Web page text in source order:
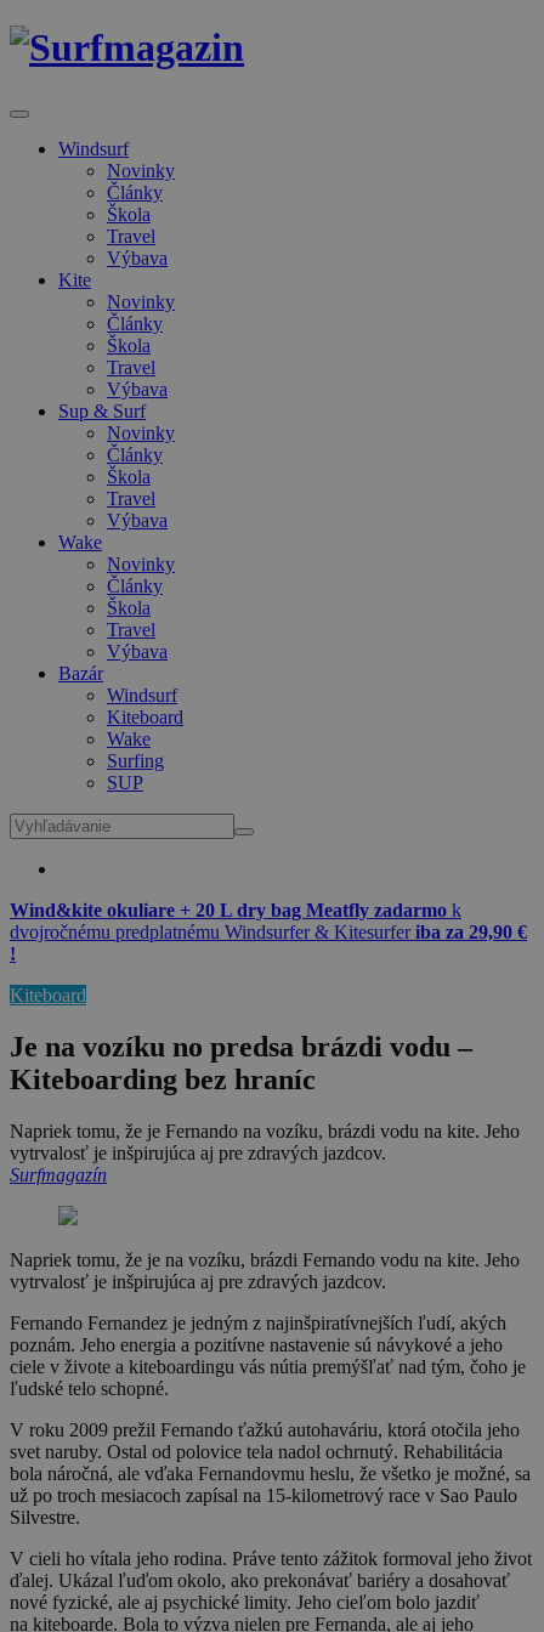
Windsurf
Novinky
Články
Škola
Travel
Výbava
Kite
Novinky
Články
Škola
Travel
Výbava
Sup & Surf
Novinky
Články
Škola
Travel
Výbava
Wake
Novinky
Články
Škola
Travel
Výbava
Bazár
Windsurf
Kiteboard
Wake
Surfing
SUP
Wind&kite okuliare + 20 L dry bag Meatfly zadarmo k
dvojročnému predplatnému Windsurfer & Kitesurferiba za 29,90 €
!
Kiteboard
Je na vozíku no predsa brázdi vodu –
Kiteboarding bez hraníc
Napriek tomu, že je Fernando na vozíku, brázdi vodu na kite. Jeho
vytrvalosť je inšpirujúca aj pre zdravých jazdcov.
Surfmagazín
Napriek tomu, že je na vozíku, brázdi Fernando vodu na kite. Jeho
vytrvalosť je inšpirujúca aj pre zdravých jazdcov.
Fernando Fernandez je jedným z najinšpiratívnejších ľudí, akých
poznám. Jeho energia a pozitívne nastavenie sú návykové a jeho
ciele v živote a kiteboardingu vás nútia premýšľať nad tým, čoho je
ľudské telo schopné.
V roku 2009 prežil Fernando ťažkú autohaváriu, ktorá otočila jeho
svet naruby. Ostal od polovice tela nadol ochrnutý. Rehabilitácia
bola náročná, ale vďaka Fernandovmu heslu, že všetko je možné, sa
už po troch mesiacoch zapísal na 15‑kilometrový race v Sao Paulo
Silvestre.
V cieli ho vítala jeho rodina. Práve tento zážitok formoval jeho život
ďalej. Ukázal ľuďom okolo, ako prekonávať bariéry a dosahovať
nové fyzické, ale aj psychické limity. Jeho cieľom bolo jazdiť
na kiteboarde. Bola to výzva nielen pre Fernanda, ale aj jeho